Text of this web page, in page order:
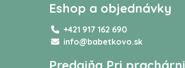
Eshop a objednávky
+421 917 162 690
info@babetkovo.sk